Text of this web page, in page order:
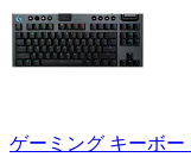
ゲーミング キーボー